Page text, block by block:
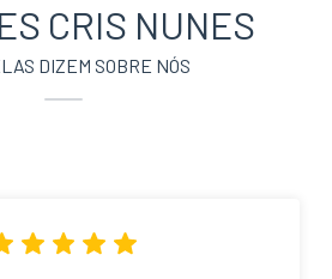
CRIS NUNES
DIZEM SOBRE NÓS